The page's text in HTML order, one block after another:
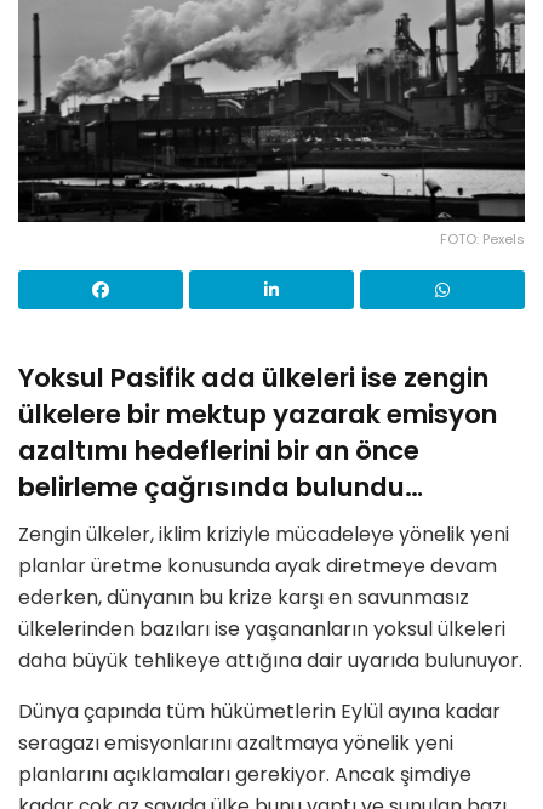
FOTO: Pexels
Yoksul Pasifik ada ülkeleri ise zengin
ülkelere bir mektup yazarak emisyon
azaltımı hedeflerini bir an önce
belirleme çağrısında bulundu…
Zengin ülkeler, iklim kriziyle mücadeleye yönelik yeni
planlar üretme konusunda ayak diretmeye devam
ederken, dünyanın bu krize karşı en savunmasız
ülkelerinden bazıları ise yaşananların yoksul ülkeleri
daha büyük tehlikeye attığına dair uyarıda bulunuyor.
Dünya çapında tüm hükümetlerin Eylül ayına kadar
seragazı emisyonlarını azaltmaya yönelik yeni
planlarını açıklamaları gerekiyor. Ancak şimdiye